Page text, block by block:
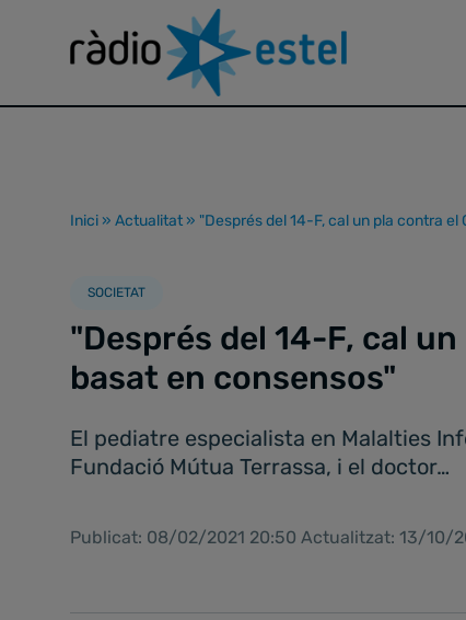
Inici » Actualitat » "Després del 14-F, cal un pla contra
SOCIETAT
"Després del 14-F, cal
basat en consensos"
El pediatre especialista en Malalties
Fundació Mútua Terrassa, i el doctor…
Publicat: 08/02/2021 20:50 Actualitzat: 13/10/